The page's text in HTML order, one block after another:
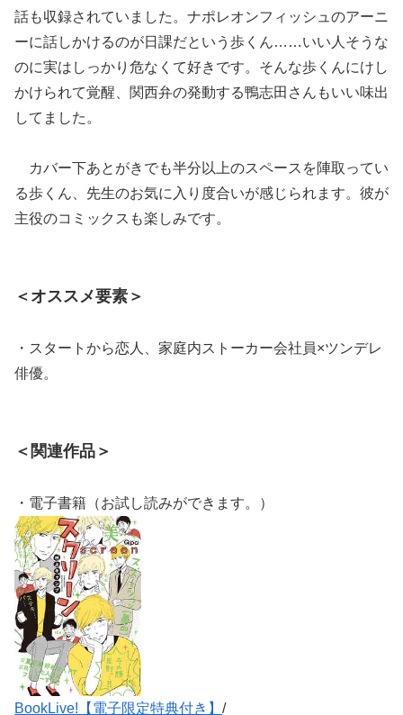
話も収録されていました。ナポレオンフィッシュのアーニ
ーに話しかけるのが日課だという歩くん……いい人そうな
のに実はしっかり危なくて好きです。そんな歩くんにけし
かけられて覚醒、関西弁の発動する鴨志田さんもいい味出
してました。
カバー下あとがきでも半分以上のスペースを陣取ってい
る歩くん、先生のお気に入り度合いが感じられます。彼が
主役のコミックスも楽しみです。
＜オススメ要素＞
・スタートから恋人、家庭内ストーカー会社員×ツンデレ
俳優。
＜関連作品＞
・電子書籍（お試し読みができます。）
BookLive!【電子限定特典付き】 /